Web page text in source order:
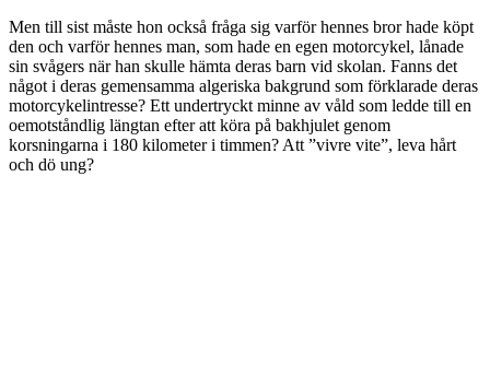
Men till sist måste hon också fråga sig varför hennes bror hade köpt
den och varför hennes man, som hade en egen motorcykel, lånade
sin svågers när han skulle hämta deras barn vid skolan. Fanns det
något i deras gemensamma algeriska bakgrund som förklarade deras
motorcykelintresse? Ett undertryckt minne av våld som ledde till en
oemotståndlig längtan efter att köra på bakhjulet genom
korsningarna i 180 kilometer i timmen? Att ”vivre vite”, leva hårt
och dö ung?